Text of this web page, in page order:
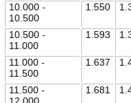
10.000 -
10.500
1.550
10.500 -
11.000
1.593
11.000 -
11.500
1.637
11.500 -
12.000
1.681